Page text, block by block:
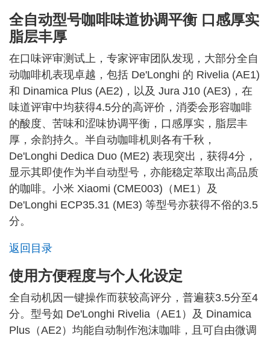
全自动型号咖啡味道协调平衡 口感厚实
脂层丰厚
在口味评审测试上，专家评审团队发现，大部分全自
动咖啡机表现卓越，包括 De'Longhi 的 Rivelia (AE1)
和 Dinamica Plus (AE2)，以及 Jura J10 (AE3)，在
味道评审中均获得4.5分的高评价，消委会形容咖啡
的酸度、苦味和涩味协调平衡，口感厚实，脂层丰
厚，余韵持久。半自动咖啡机则各有千秋，
De'Longhi Dedica Duo (ME2) 表现突出，获得4分，
显示其即使作为半自动型号，亦能稳定萃取出高品质
的咖啡。小米 Xiaomi (CME003)（ME1）及
De'Longhi ECP35.31 (ME3) 等型号亦获得不俗的3.5
分。
返回目录
使用方便程度与个人化设定
全自动机因一键操作而获较高评分，普遍获3.5分至4
分。型号如 De'Longhi Rivelia（AE1）及 Dinamica
Plus（AE2）均能自动制作泡沫咖啡，且可自由微调